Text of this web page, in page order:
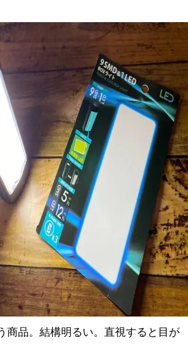
商品。結構明るい。直視すると目が